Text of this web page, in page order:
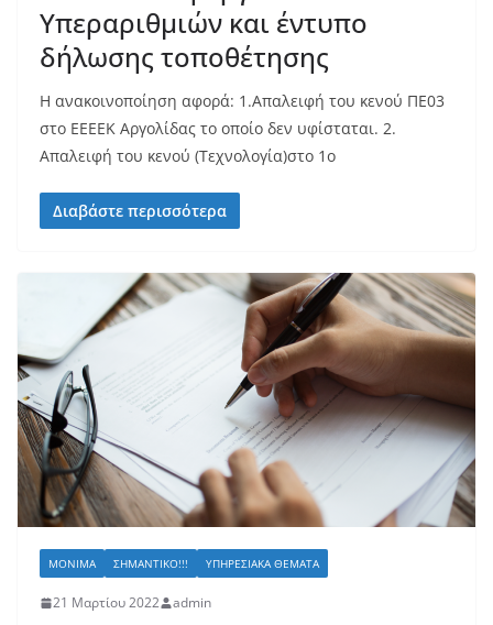
Υπεραριθμιών και έντυπο
δήλωσης τοποθέτησης
Η ανακοινοποίηση αφορά: 1.Απαλειφή του κενού ΠΕ03
στο ΕΕΕΕΚ Αργολίδας το οποίο δεν υφίσταται. 2.
Απαλειφή του κενού (Τεχνολογία)στο 1ο
Διαβάστε περισσότερα
ΜΌΝΙΜΑ ΣΗΜΑΝΤΙΚΌ!!! ΥΠΗΡΕΣΙΑΚΆ ΘΈΜΑΤΑ
21 Μαρτίου 2022 admin